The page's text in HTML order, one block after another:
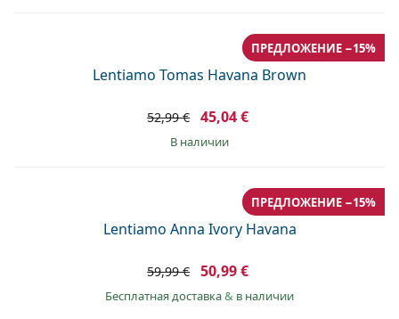
Lentiamo Tomas Havana Brown
ПРЕДЛОЖЕНИЕ −15%
52,99 € 45,04 €
в наличии
Lentiamo Anna Ivory Havana
ПРЕДЛОЖЕНИЕ −15%
59,99 € 50,99 €
Бесплатная доставка& в наличии